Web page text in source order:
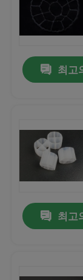
집
회사 소개
품질 관리
최고
최고